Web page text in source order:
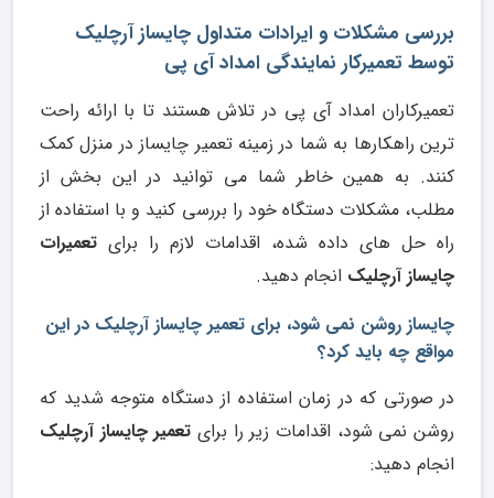
بررسی مشکلات و ایرادات متداول چایساز آرچلیک
توسط تعمیرکار نمایندگی امداد آی پی
تعمیرکاران امداد آی پی در تلاش هستند تا با ارائه راحت
ترین راهکارها به شما در زمینه تعمیر چایساز در منزل کمک
کنند. به همین خاطر شما می توانید در این بخش از
مطلب، مشکلات دستگاه خود را بررسی کنید و با استفاده از
راه حل های داده شده، اقدامات لازم را برای تعمیرات
چایساز آرچلیک انجام دهید.
چایساز روشن نمی شود، برای تعمیر چایساز آرچلیک در این
مواقع چه باید کرد؟
در صورتی که در زمان استفاده از دستگاه متوجه شدید که
روشن نمی شود، اقدامات زیر را برای تعمیر چایساز آرچلیک
انجام دهید: